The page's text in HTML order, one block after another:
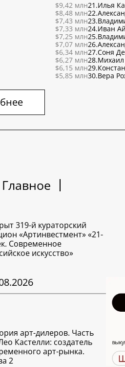
$9,42 млн
$8,48 млн
$7,43 млн
$7,33 млн
$7,25 млн
$7,07 млн
$6,34 млн
$6,27 млн
$6,15 млн
$5,85 млн
21.Илья
22.
23.
24.Иван
25.
26.
27.Соня
28.Михаил
29.
30.Вера
319-й кураторский
«Артинвестмент» «21-
Современное
искусство»
арт-дилеров. Часть
Кастелли: создатель
арт-рынка.
2